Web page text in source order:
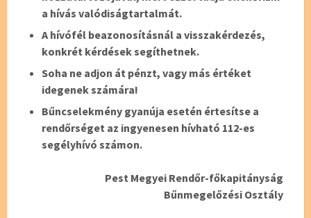
a hívás valódiságtartalmát.
A hívófél beazonosításnál a visszakérdezés,
konkrét kérdések segíthetnek.
Soha ne adjon át pénzt, vagy más értéket
idegenek számára!
Bűncselekmény gyanúja esetén értesítse a
rendőrséget az ingyenesen hívható 112-es
segélyhívó számon.
Pest Megyei Rendőr-főkapitányság
Bűnmegelőzési Osztály